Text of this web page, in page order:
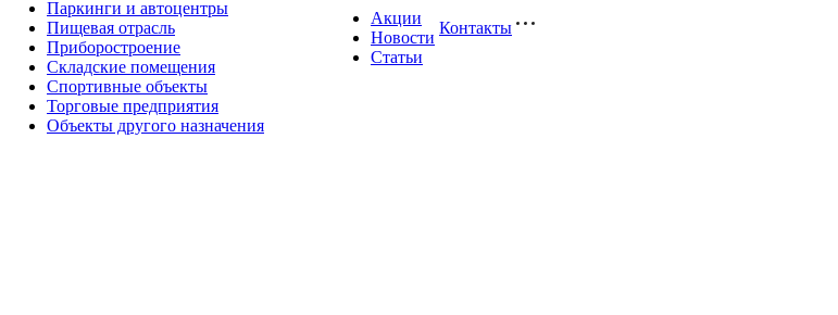
Паркинги и автоцентры
Пищевая отрасль
Приборостроение
Складские помещения
Спортивные объекты
Торговые предприятия
Объекты другого назначения
Акции
Новости
Статьи
Контакты